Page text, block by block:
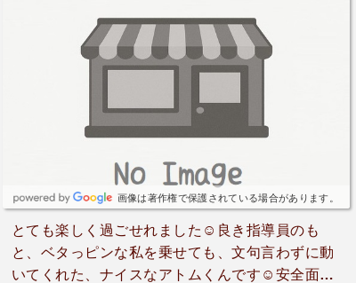
画像は著作権で保護されている場合があります。
とても楽しく過ごせれました☺良き指導員のも
と、ベタっピンな私を乗せても、文句言わずに動
いてくれた、ナイスなアトムくんです☺安全面を